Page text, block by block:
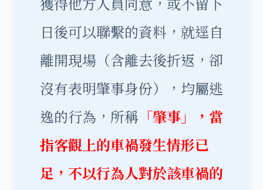
日後可以聯繫的資料，就逕自
離開現場（含離去後折返，卻
沒有表明肇事身份），均屬逃
逸的行為，所稱 「肇事 」， 當
指客觀上的車禍發生情形已
足，不以行為人對於該車禍的